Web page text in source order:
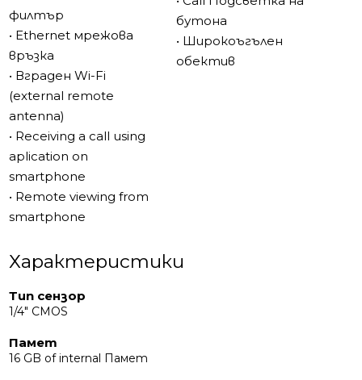
филтър
• Ethernet мрежова
връзка
• Вграден Wi-Fi
(external remote
antenna)
• Receiving a call using
aplication on
smartphone
• Remote viewing from
smartphone
бутона
• Широкоъгълен
обектив
Характеристики
Тип сензор
1/4" CMOS
Памет
16 GB of internal Памет